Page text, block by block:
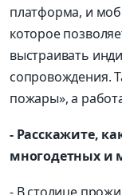
платформа, и
которое
выстраивать
сопровождения.
пожары», а
- Расскажите,
многодетных и